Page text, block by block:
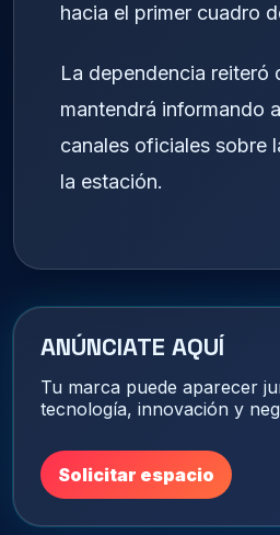
hacia el primer cuadro
La dependencia reiteró
mantendrá informando
canales oficiales sobre
la estación.
ANÚNCIATE AQUÍ
Tu marca puede aparecer
tecnología, innovación y
Solicitar espacio